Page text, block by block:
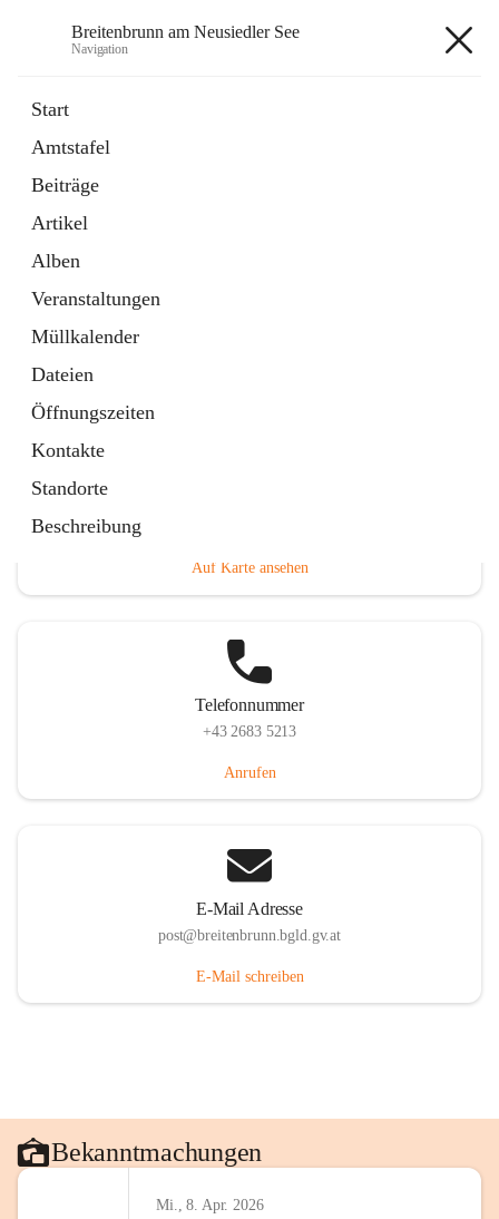
Breitenbrunn am Neusiedler See
Navigation
Start
Amtstafel
Beiträge
Artikel
Alben
Veranstaltungen
Müllkalender
Dateien
Öffnungszeiten
Kontakte
Standorte
Beschreibung
18 Schnellzugriffe
Gemeindeservice
Auf Karte ansehen
Telefonnummer
+43 2683 5213
Anrufen
E-Mail Adresse
post@breitenbrunn.bgld.gv.at
E-Mail schreiben
Bekanntmachungen
Mi., 8. Apr. 2026